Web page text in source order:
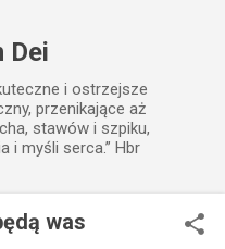
Dei
i ostrzejsze
przenikające aż
stawów i szpiku,
i myśli serca.” Hbr
was